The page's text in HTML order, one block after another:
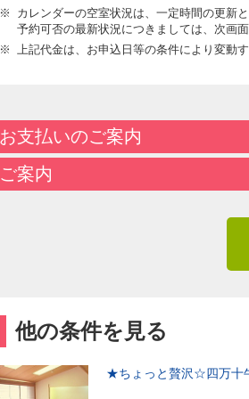
カレンダーの空室状況は、一定時間の更新
予約可否の最新状況につきましては、次画
上記代金は、お申込日等の条件により変動
お支払いのご案内
ご案内
他の条件を見る
★ちょっと贅沢☆四万十